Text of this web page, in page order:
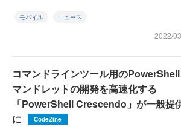
モバイル ニュース
2022/
コマンドラインツール用のPowerShell
マンドレットの開発を高速化する
「PowerShell Crescendo」が一般提
に
CodeZine